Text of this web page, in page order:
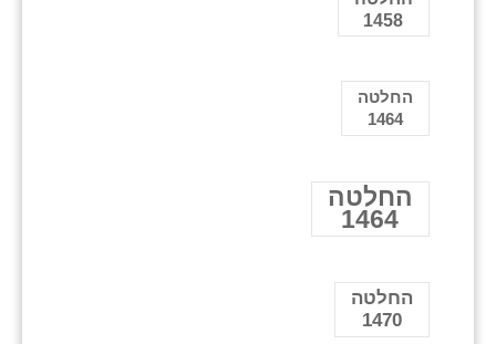
1458
החלטה
1464
החלטה
1464
החלטה
1470